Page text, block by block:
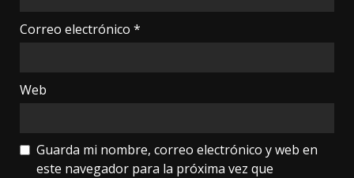
Correo electrónico *
Web
Guarda mi nombre, correo electrónico y web en
este navegador para la próxima vez que